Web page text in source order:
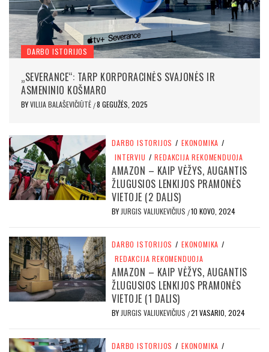
DARBO ISTORIJOS
„SEVERANCE“: TARP KORPORACINĖS SVAJONĖS IR
ASMENINIO KOŠMARO
BYVILIJA BALAŠEVIČIŪTĖ /8 GEGUŽĖS, 2025
DARBO ISTORIJOS / EKONOMIKA /
INTERVIU / REDAKCIJA REKOMENDUOJA
AMAZON – KAIP VĖŽYS, AUGANTIS
ŽLUGUSIOS LENKIJOS PRAMONĖS
VIETOJE (2 DALIS)
BY JURGIS VALIUKEVIČIUS /10 KOVO, 2024
DARBO ISTORIJOS / EKONOMIKA /
REDAKCIJA REKOMENDUOJA
AMAZON – KAIP VĖŽYS, AUGANTIS
ŽLUGUSIOS LENKIJOS PRAMONĖS
VIETOJE (1 DALIS)
BY JURGIS VALIUKEVIČIUS /21 VASARIO, 2024
DARBO ISTORIJOS / EKONOMIKA /